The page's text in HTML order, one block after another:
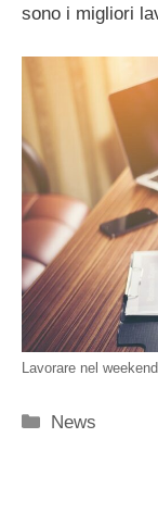
sono i migliori
Lavorare nel weekend
Categorie
News